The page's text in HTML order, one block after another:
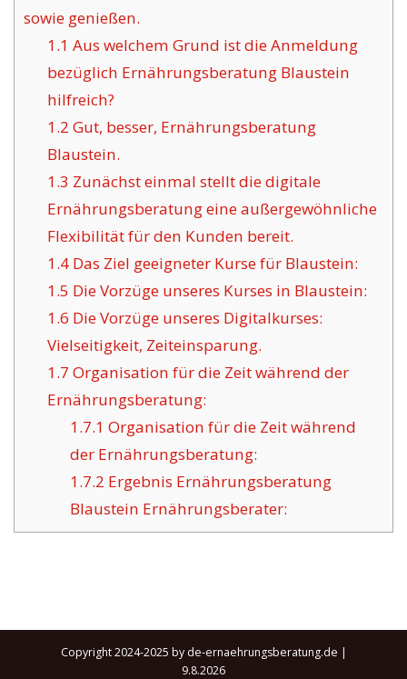
sowie genießen.
1.1 Aus welchem Grund ist die Anmeldung
bezüglich Ernährungsberatung Blaustein
hilfreich?
1.2 Gut, besser, Ernährungsberatung
Blaustein.
1.3 Zunächst einmal stellt die digitale
Ernährungsberatung eine außergewöhnliche
Flexibilität für den Kunden bereit.
1.4Das Ziel geeigneter Kurse für Blaustein:
1.5 Die Vorzüge unseres Kurses in Blaustein:
1.6 Die Vorzüge unseres Digitalkurses:
Vielseitigkeit, Zeiteinsparung.
1.7 Organisation für die Zeit während der
Ernährungsberatung:
1.7.1 Organisation für die Zeit während
der Ernährungsberatung:
1.7.2 Ergebnis Ernährungsberatung
Blaustein Ernährungsberater:
Copyright 2024-2025 by de-ernaehrungsberatung.de |
9.8.2026